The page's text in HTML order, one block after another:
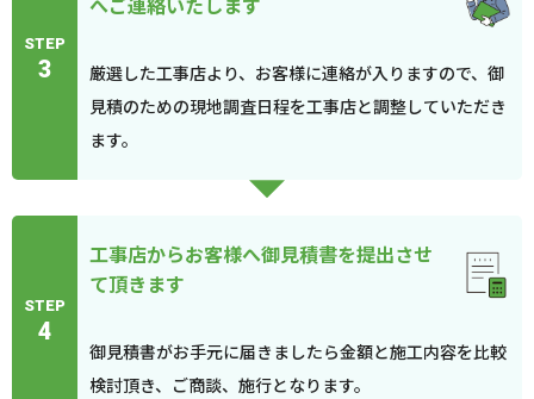
STEP
3
厳選した工事店より、お客様に連絡が入りますので、御
見積のための現地調査日程を工事店と調整していただき
ます。
STEP
4
工事店からお客様へ御見積書を提出させ
て頂きます
御見積書がお手元に届きましたら金額と施工内容を比較
検討頂き、ご商談、施行となります。